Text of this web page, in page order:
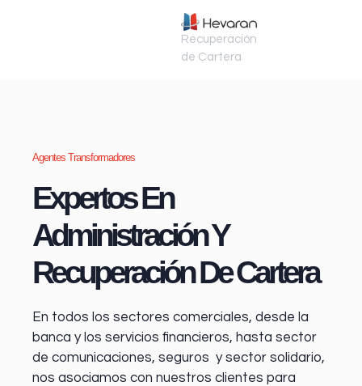
Recuperación
de Cartera
Agentes Transformadores
Expertos En
Administración Y
Recuperación De Cartera
En todos los sectores comerciales, desde la
banca y los servicios financieros, hasta sector
de comunicaciones, seguros y sector solidario,
nos asociamos con nuestros clientes para